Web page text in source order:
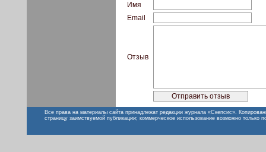
Имя
Email
Отзыв
Все права на материалы сайта принадлежат редакции журнала «Скепсис».
страницу заимствуемой публикации; коммерческое использование возможно только